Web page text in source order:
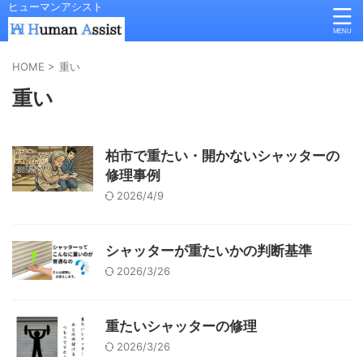
ヒューマンアシスト
HOME > 重い
重い
柏市で重たい・開かないシャッターの
修理事例
2026/4/9
シャッターが重たいかの判断基準
2026/3/26
重たいシャッターの修理
2026/3/26